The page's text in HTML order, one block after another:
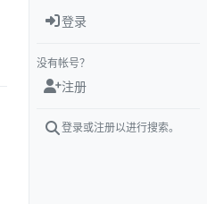
登录
没有帐号？
注册
登录或注册以进行搜索。